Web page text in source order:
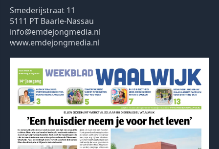
Smederijstraat 11
5111 PT Baarle-Nassau
info@emdejongmedia.nl
www.emdejongmedia.nl